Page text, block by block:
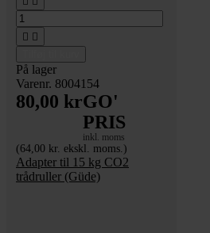
 
På lager
Varenr. 8004154
80,00 krGO'
PRIS
inkl. moms
(64,00 kr. ekskl. moms.)
Adapter til 15 kg CO2
trådruller (Güde)